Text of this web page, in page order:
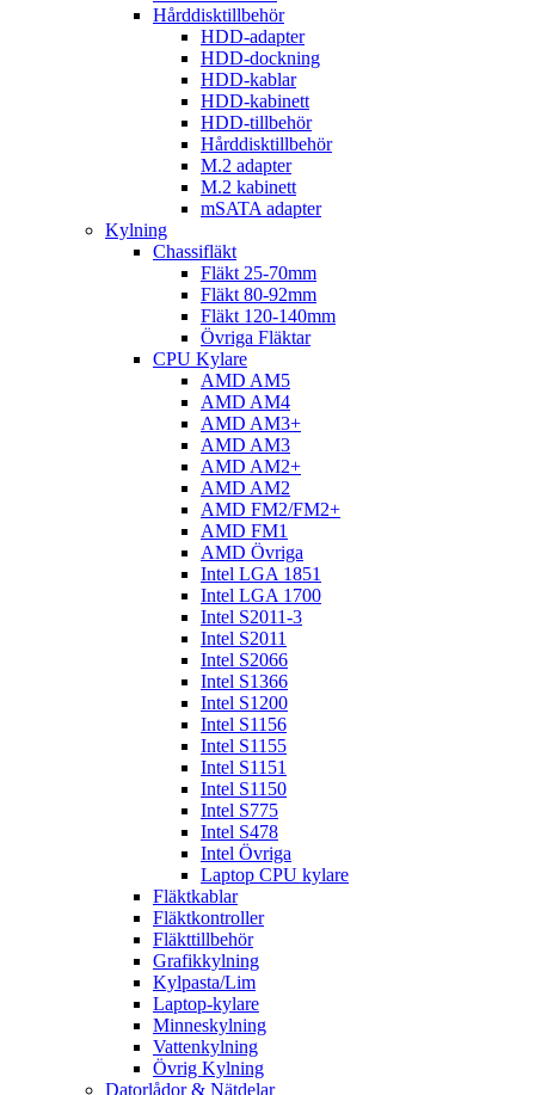
Hårddisktillbehör
HDD-adapter
HDD-dockning
HDD-kablar
HDD-kabinett
HDD-tillbehör
Hårddisktillbehör
M.2 adapter
M.2 kabinett
mSATA adapter
Kylning
Chassifläkt
Fläkt 25-70mm
Fläkt 80-92mm
Fläkt 120-140mm
Övriga Fläktar
CPU Kylare
AMD AM5
AMD AM4
AMD AM3+
AMD AM3
AMD AM2+
AMD AM2
AMD FM2/FM2+
AMD FM1
AMD Övriga
Intel LGA 1851
Intel LGA 1700
Intel S2011-3
Intel S2011
Intel S2066
Intel S1366
Intel S1200
Intel S1156
Intel S1155
Intel S1151
Intel S1150
Intel S775
Intel S478
Intel Övriga
Laptop CPU kylare
Fläktkablar
Fläktkontroller
Fläkttillbehör
Grafikkylning
Kylpasta/Lim
Laptop-kylare
Minneskylning
Vattenkylning
Övrig Kylning
Datorlådor & Nätdelar